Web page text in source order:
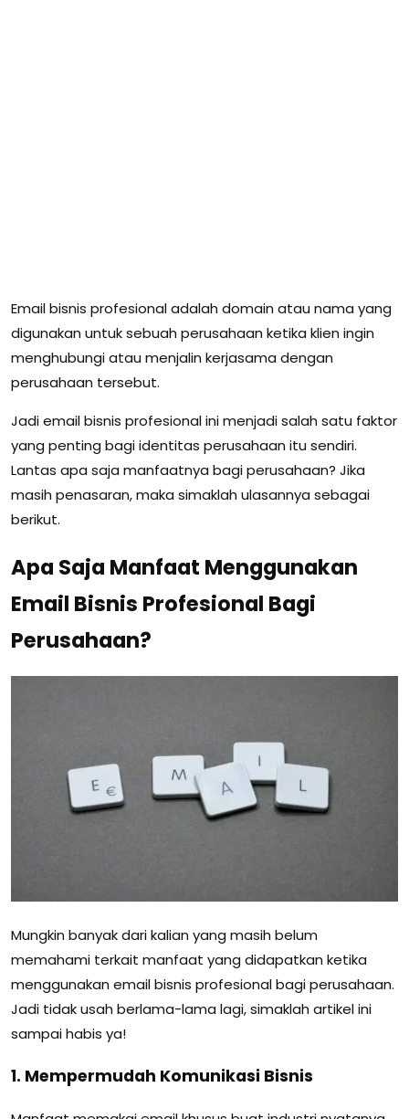
Email bisnis profesional adalah domain atau nama yang
digunakan untuk sebuah perusahaan ketika klien ingin
menghubungi atau menjalin kerjasama dengan
perusahaan tersebut.
Jadi email bisnis profesional ini menjadi salah satu faktor
yang penting bagi identitas perusahaan itu sendiri.
Lantas apa saja manfaatnya bagi perusahaan? Jika
masih penasaran, maka simaklah ulasannya sebagai
berikut.
Apa Saja Manfaat Menggunakan
Email Bisnis Profesional Bagi
Perusahaan?
Mungkin banyak dari kalian yang masih belum
memahami terkait manfaat yang didapatkan ketika
menggunakan email bisnis profesional bagi perusahaan.
Jadi tidak usah berlama-lama lagi, simaklah artikel ini
sampai habis ya!
1. Mempermudah Komunikasi Bisnis